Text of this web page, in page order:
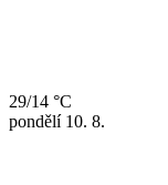
29/14 °C
pondělí 10. 8.